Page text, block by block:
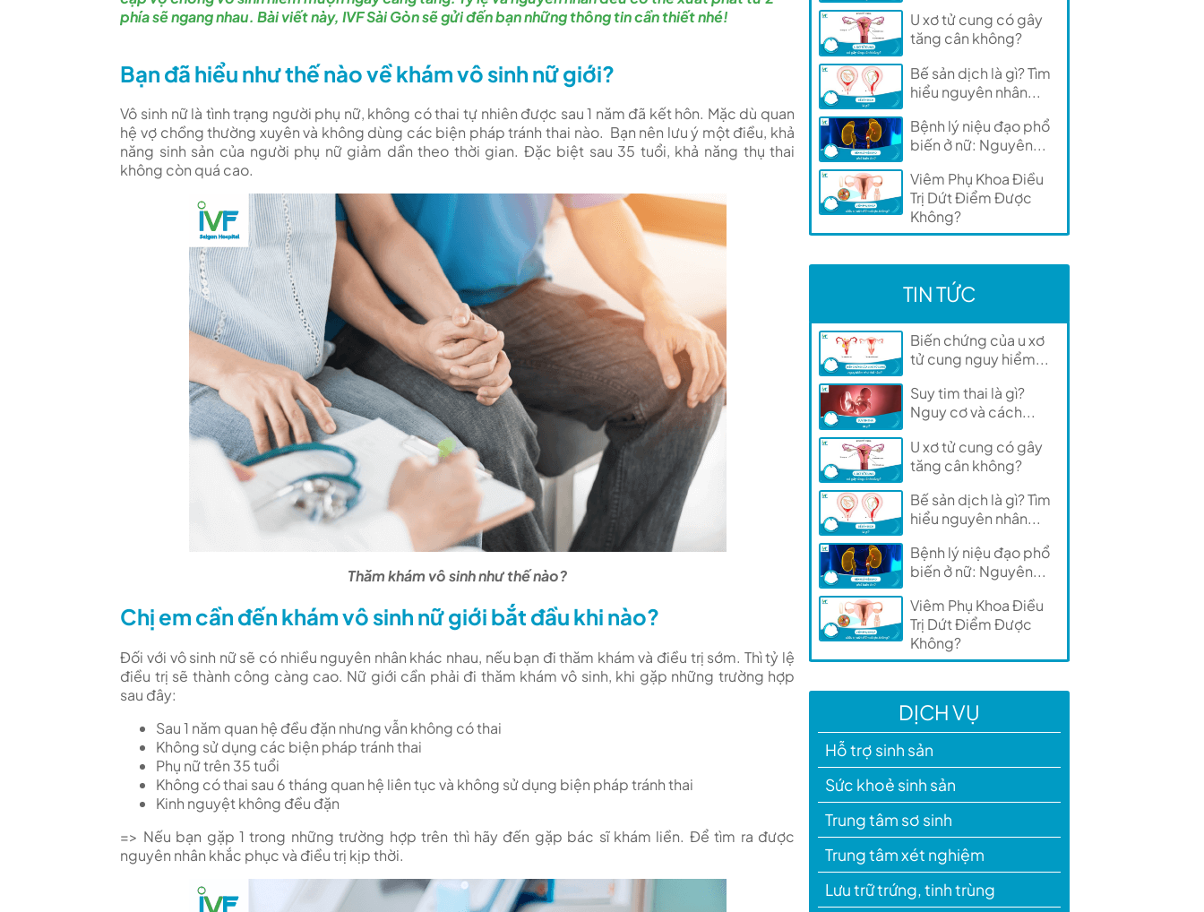
Tham quan IVF SÀI GÒN
Khoa nam học
Thương hiệu
phía sẽ ngang nhau. Bài viết này, IVF Sài Gòn sẽ gửi đến bạn những thông tin cần thiết nhé!
Bạn đã hiểu như thế nào về khám vô sinh nữ giới?
Vô sinh nữ là tình trạng người phụ nữ, không có thai tự nhiên được sau 1 năm đã kết hôn. Mặc dù quan
hệ vợ chồng thường xuyên và không dùng các biện pháp tránh thai nào. Bạn nên lưu ý một điều, khả
năng sinh sản của người phụ nữ giảm dần theo thời gian. Đặc biệt sau 35 tuổi, khả năng thụ thai
không còn quá cao.
Thăm khám vô sinh như thế nào?
Chị em cần đến khám vô sinh nữ giới bắt đầu khi nào?
Đối với vô sinh nữ sẽ có nhiều nguyên nhân khác nhau, nếu bạn đi thăm khám và điều trị sớm. Thì tỷ lệ
điều trị sẽ thành công càng cao. Nữ giới cần phải đi thăm khám vô sinh, khi gặp những trường hợp
sau đây:
Sau 1 năm quan hệ đều đặn nhưng vẫn không có thai
Không sử dụng các biện pháp tránh thai
Phụ nữ trên 35 tuổi
Không có thai sau 6 tháng quan hệ liên tục và không sử dụng biện pháp tránh thai
Kinh nguyệt không đều đặn
=> Nếu bạn gặp 1 trong những trường hợp trên thì hãy đến gặp bác sĩ khám liền. Để tìm ra được
nguyên nhân khắc phục và điều trị kịp thời.
U xơ tử cung có gây
tăng cân không?
Bế sản dịch là gì? Tìm
hiểu nguyên nhân...
Bệnh lý niệu đạo phổ
biến ở nữ: Nguyên...
Viêm Phụ Khoa Điều
Trị Dứt Điểm Được
Không?
TIN TỨC
Biến chứng của u xơ
tử cung nguy hiểm...
Suy tim thai là gì?
Nguy cơ và cách...
U xơ tử cung có gây
tăng cân không?
Bế sản dịch là gì? Tìm
hiểu nguyên nhân...
Bệnh lý niệu đạo phổ
biến ở nữ: Nguyên...
Viêm Phụ Khoa Điều
Trị Dứt Điểm Được
Không?
DỊCH VỤ
Hỗ trợ sinh sản
Sức khoẻ sinh sản
Trung tâm sơ sinh
Trung tâm xét nghiệm
Lưu trữ trứng, tinh trùng